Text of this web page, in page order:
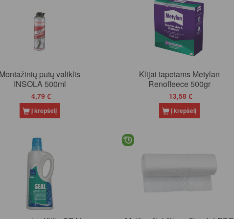
Montažinių putų valiklis
INSOLA 500ml
4,79 €
Į krepšelį
Klijai tapetams Metylan
Renofleece 500gr
13,58 €
Į krepšelį